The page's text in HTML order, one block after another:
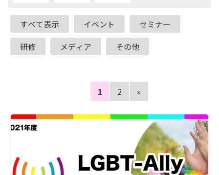
すべて表示 イベント
セミナー
研修
メディア その他
1 2 »